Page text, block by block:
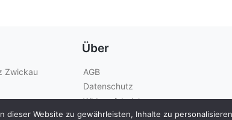
Zwickau
Über
AGB
Datenschutz
Widerrufsbelehrung
Kontakt
Website zu gewährleisten, Inhalte zu